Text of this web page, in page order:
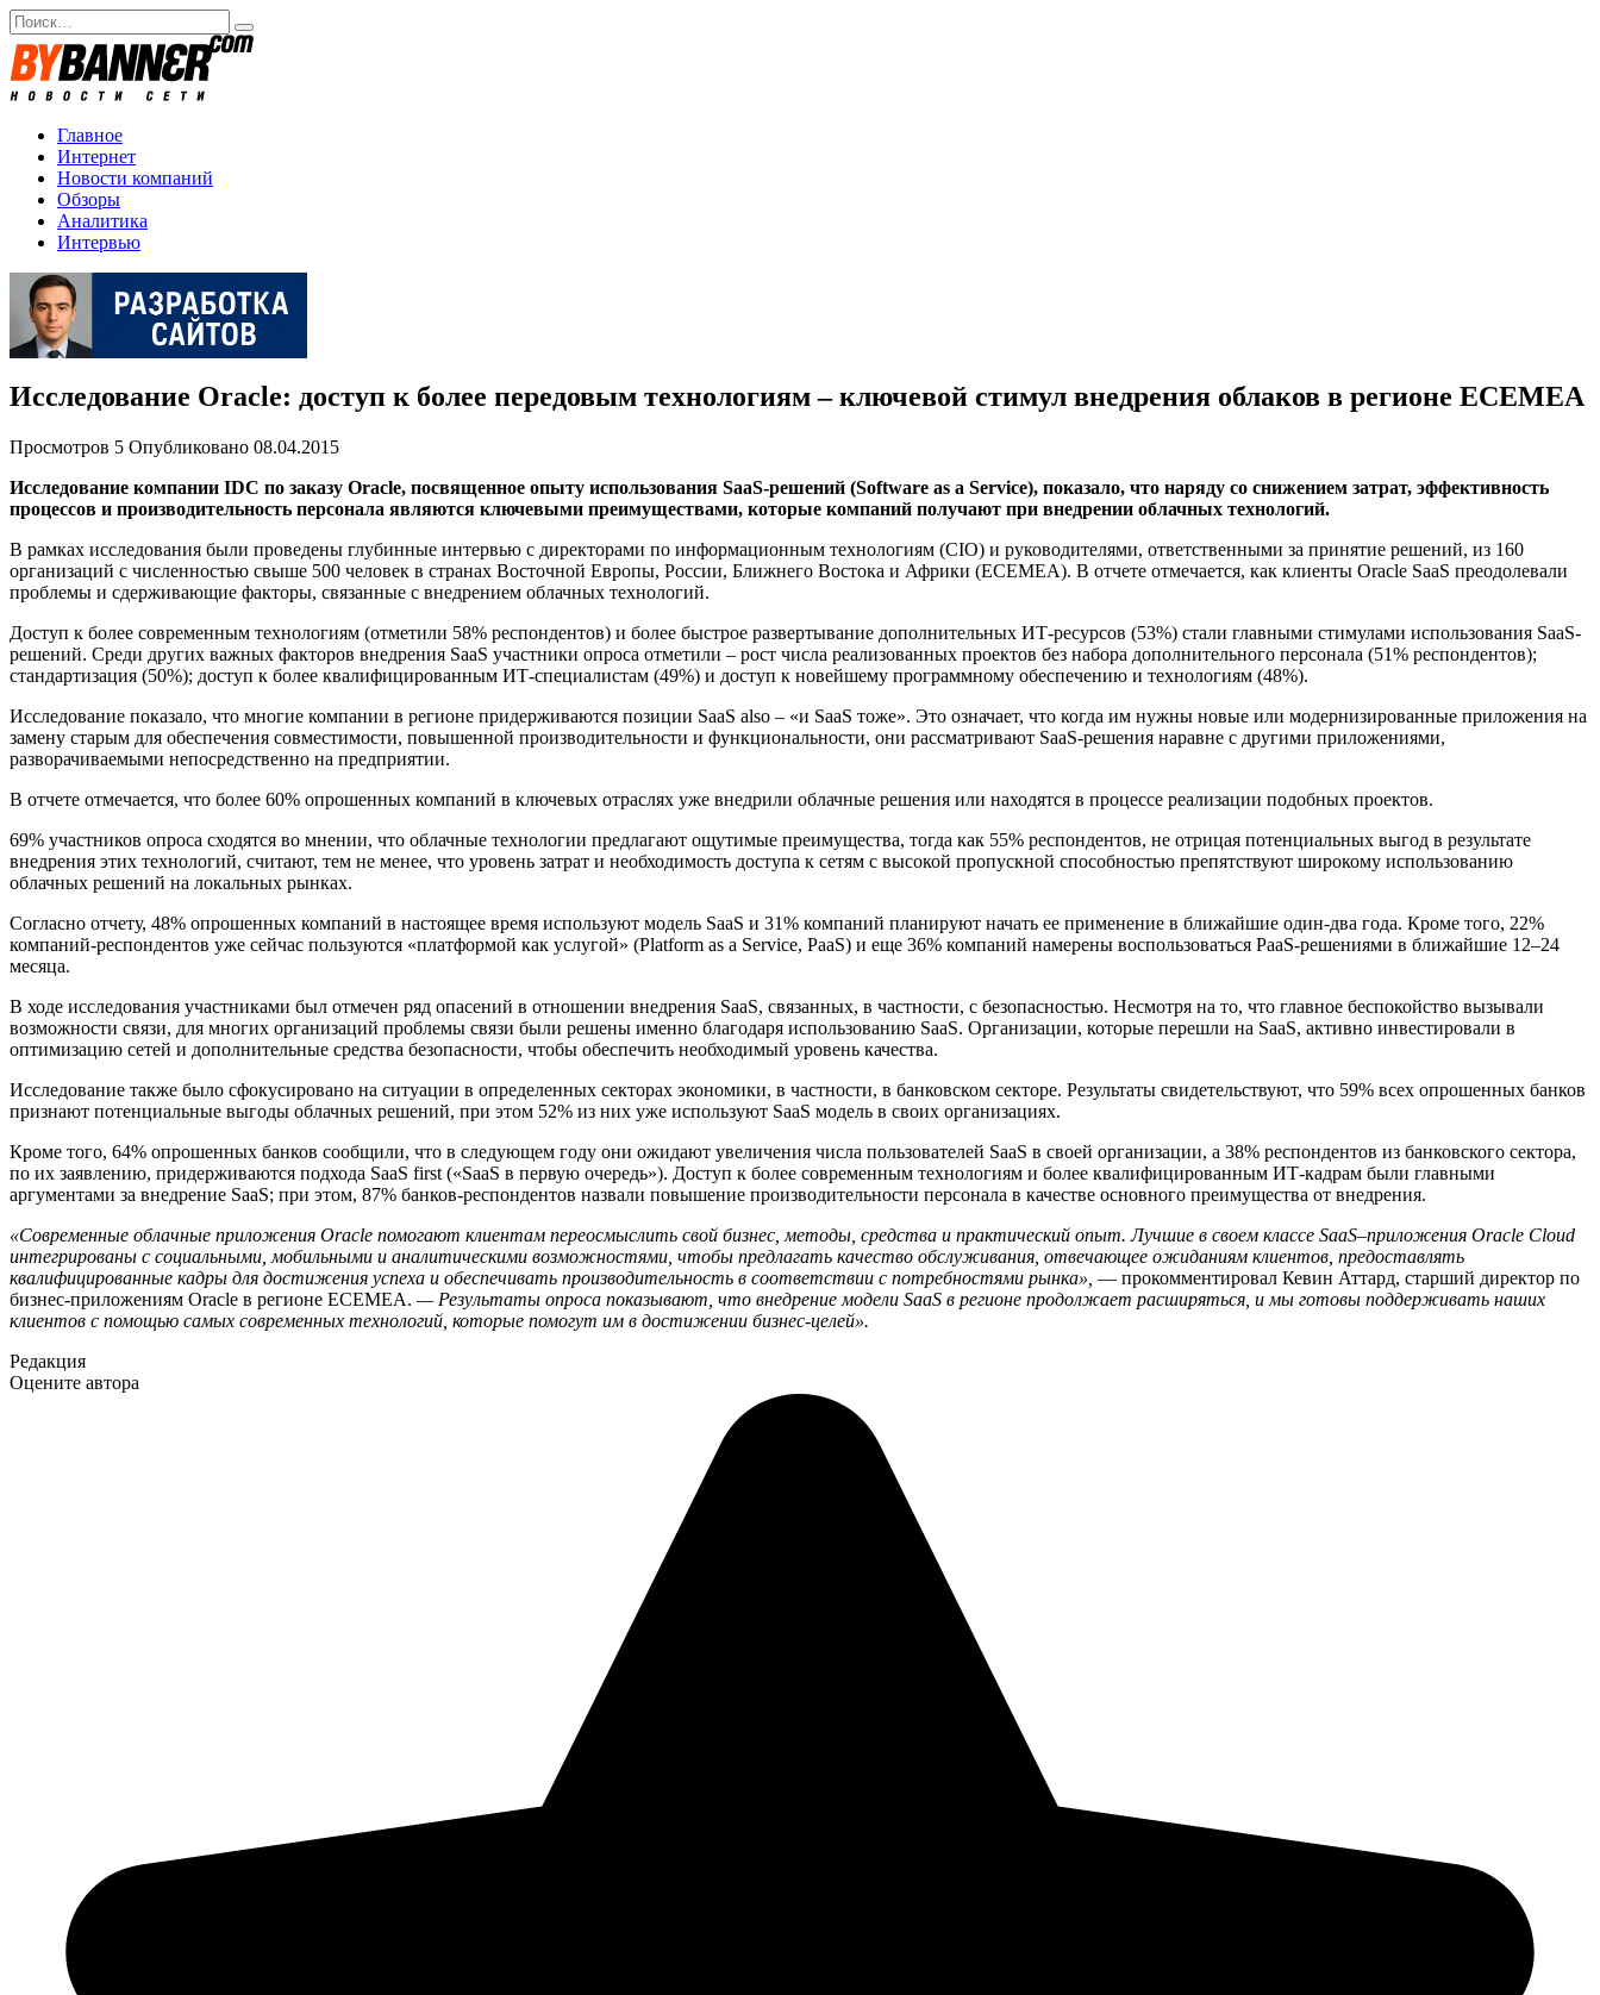
Перейти
к
содержанию
Search
for:
Главное
Интернет
Новости компаний
Обзоры
Аналитика
Интервью
Исследование Oracle: доступ к более передовым технологиям – ключевой стимул внедрения облаков в регионе EСЕMEA
Просмотров 5 Опубликовано 08.04.2015
Исследование компании IDC по заказу Oracle, посвященное опыту использования SaaS-решений (Software as a Service), показало, что наряду со снижением затрат, эффективность
процессов и производительность персонала являются ключевыми преимуществами, которые компаний получают при внедрении облачных технологий.
В рамках исследования были проведены глубинные интервью с директорами по информационным технологиям (CIO) и руководителями, ответственными за принятие решений, из 160
организаций с численностью свыше 500 человек в странах Восточной Европы, России, Ближнего Востока и Африки (ЕСЕМЕА). В отчете отмечается, как клиенты Oracle SaaS преодолевали
проблемы и сдерживающие факторы, связанные с внедрением облачных технологий.
Доступ к более современным технологиям (отметили 58% респондентов) и более быстрое развертывание дополнительных ИТ-ресурсов (53%) стали главными стимулами использования SaaS-
решений. Среди других важных факторов внедрения SaaS участники опроса отметили – рост числа реализованных проектов без набора дополнительного персонала (51% респондентов);
стандартизация (50%); доступ к более квалифицированным ИТ-специалистам (49%) и доступ к новейшему программному обеспечению и технологиям (48%).
Исследование показало, что многие компании в регионе придерживаются позиции SaaS also – «и SaaS тоже». Это означает, что когда им нужны новые или модернизированные приложения на
замену старым для обеспечения совместимости, повышенной производительности и функциональности, они рассматривают SaaS-решения наравне с другими приложениями,
разворачиваемыми непосредственно на предприятии.
В отчете отмечается, что более 60% опрошенных компаний в ключевых отраслях уже внедрили облачные решения или находятся в процессе реализации подобных проектов.
69% участников опроса сходятся во мнении, что облачные технологии предлагают ощутимые преимущества, тогда как 55% респондентов, не отрицая потенциальных выгод в результате
внедрения этих технологий, считают, тем не менее, что уровень затрат и необходимость доступа к сетям с высокой пропускной способностью препятствуют широкому использованию
облачных решений на локальных рынках.
Согласно отчету, 48% опрошенных компаний в настоящее время используют модель SaaS и 31% компаний планируют начать ее применение в ближайшие один-два года. Кроме того, 22%
компаний-респондентов уже сейчас пользуются «платформой как услугой» (Platform as a Service, PaaS) и еще 36% компаний намерены воспользоваться PaaS-решениями в ближайшие 12–24
месяца.
В ходе исследования участниками был отмечен ряд опасений в отношении внедрения SaaS, связанных, в частности, с безопасностью. Несмотря на то, что главное беспокойство вызывали
возможности связи, для многих организаций проблемы связи были решены именно благодаря использованию SaaS. Организации, которые перешли на SaaS, активно инвестировали в
оптимизацию сетей и дополнительные средства безопасности, чтобы обеспечить необходимый уровень качества.
Исследование также было сфокусировано на ситуации в определенных секторах экономики, в частности, в банковском секторе. Результаты свидетельствуют, что 59% всех опрошенных банков
признают потенциальные выгоды облачных решений, при этом 52% из них уже используют SaaS модель в своих организациях.
Кроме того, 64% опрошенных банков сообщили, что в следующем году они ожидают увеличения числа пользователей SaaS в своей организации, а 38% респондентов из банковского сектора,
по их заявлению, придерживаются подхода SaaS first («SaaS в первую очередь»). Доступ к более современным технологиям и более квалифицированным ИТ-кадрам были главными
аргументами за внедрение SaaS; при этом, 87% банков-респондентов назвали повышение производительности персонала в качестве основного преимущества от внедрения.
«Современные облачные приложения Oracle помогают клиентам переосмыслить свой бизнес, методы, средства и практический опыт. Лучшие в своем классе SaaS–приложения Oracle Cloud
интегрированы с социальными, мобильными и аналитическими возможностями, чтобы предлагать качество обслуживания, отвечающее ожиданиям клиентов, предоставлять
квалифицированные кадры для достижения успеха и обеспечивать производительность в соответствии с потребностями рынка», — прокомментировал Кевин Аттард, старший директор по
бизнес-приложениям Oracle в регионе ECEMEA. — Результаты опроса показывают, что внедрение модели SaaS в регионе продолжает расширяться, и мы готовы поддерживать наших
клиентов с помощью самых современных технологий, которые помогут им в достижении бизнес-целей».
Редакция
Оцените автора